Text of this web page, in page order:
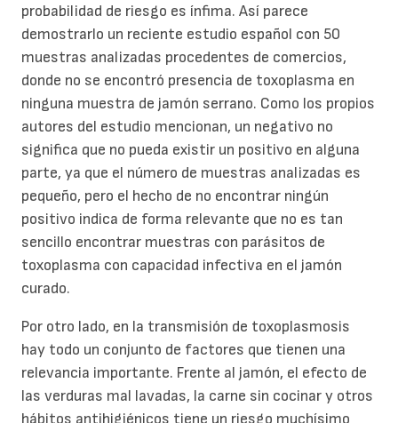
probabilidad de riesgo es ínfima. Así parece
demostrarlo un reciente estudio español con 50
muestras analizadas procedentes de comercios,
donde no se encontró presencia de toxoplasma en
ninguna muestra de jamón serrano. Como los propios
autores del estudio mencionan, un negativo no
significa que no pueda existir un positivo en alguna
parte, ya que el número de muestras analizadas es
pequeño, pero el hecho de no encontrar ningún
positivo indica de forma relevante que no es tan
sencillo encontrar muestras con parásitos de
toxoplasma con capacidad infectiva en el jamón
curado.
Por otro lado, en la transmisión de toxoplasmosis
hay todo un conjunto de factores que tienen una
relevancia importante. Frente al jamón, el efecto de
las verduras mal lavadas, la carne sin cocinar y otros
hábitos antihigiénicos tiene un riesgo muchísimo